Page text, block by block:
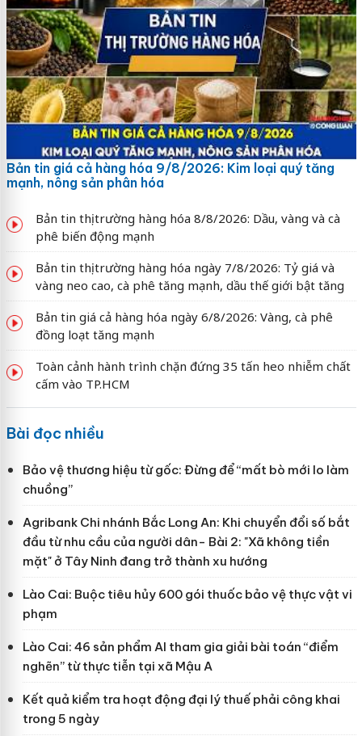
Bản tin giá cả hàng hóa 9/8/2026: Kim loại quý tăng
mạnh, nông sản phân hóa
Bản tin thị trường hàng hóa 8/8/2026: Dầu, vàng và cà
phê biến động mạnh
Bản tin thị trường hàng hóa ngày 7/8/2026: Tỷ giá và
vàng neo cao, cà phê tăng mạnh, dầu thế giới bật tăng
Bản tin giá cả hàng hóa ngày 6/8/2026: Vàng, cà phê
đồng loạt tăng mạnh
Toàn cảnh hành trình chặn đứng 35 tấn heo nhiễm chất
cấm vào TP.HCM
Bài đọc nhiều
Bảo vệ thương hiệu từ gốc: Đừng để “mất bò mới lo làm
chuồng”
Agribank Chi nhánh Bắc Long An: Khi chuyển đổi số bắt
đầu từ nhu cầu của người dân- Bài 2: "Xã không tiền
mặt" ở Tây Ninh đang trở thành xu hướng
Lào Cai: Buộc tiêu hủy 600 gói thuốc bảo vệ thực vật vi
phạm
Lào Cai: 46 sản phẩm AI tham gia giải bài toán “điểm
nghẽn” từ thực tiễn tại xã Mậu A
Kết quả kiểm tra hoạt động đại lý thuế phải công khai
trong 5 ngày